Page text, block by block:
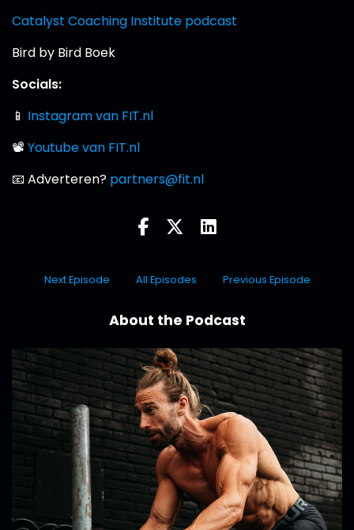
Catalyst Coaching Institute podcast
Bird by Bird Boek
Socials:
📱 Instagram van FIT.nl
📽 Youtube van FIT.nl
📧 Adverteren? partners@fit.nl
Next Episode All Episodes Previous Episode
About the Podcast